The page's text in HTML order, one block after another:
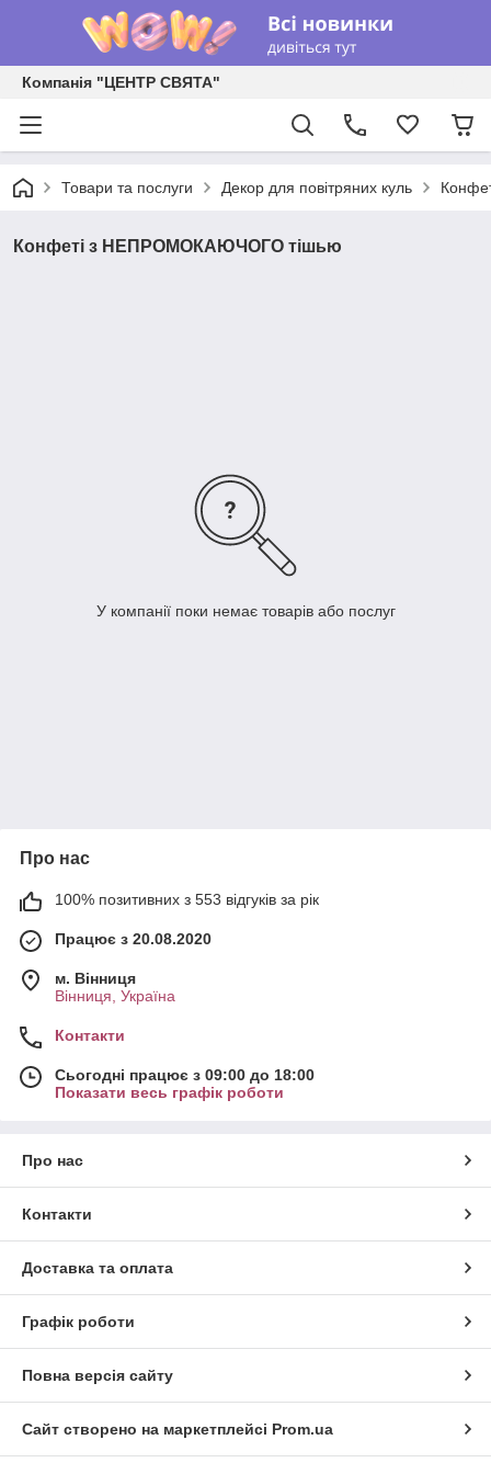
Компанія "ЦЕНТР СВЯТА"
Товари та послуги Декор для повітряних куль
Конфеті з НЕПРОМОКАЮЧОГО тішью
У компанії поки немає товарів або послуг
Про нас
100% позитивних з 553 відгуків за рік
Працює з 20.08.2020
м. Вінниця
Вінниця, Україна
Контакти
Сьогодні працює з 09:00 до 18:00
Показати весь графік роботи
Про нас
Контакти
Доставка та оплата
Графік роботи
Повна версія сайту
Сайт створено на маркетплейсі Prom.ua